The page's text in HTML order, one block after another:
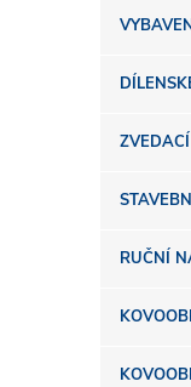
s
a
n
n
RUČNÍ